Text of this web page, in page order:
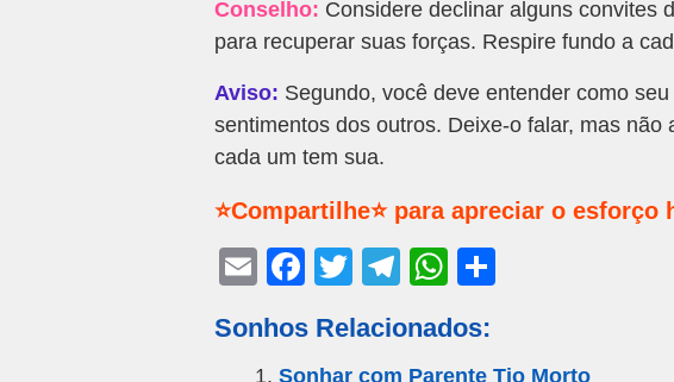
Conselho: Considere declinar alguns convites
para recuperar suas forças. Respire fundo a
Aviso: Segundo, você deve entender como
sentimentos dos outros. Deixe-o falar, mas não
cada um tem sua.
⭐Compartilhe⭐ para apreciar o esforço
E
ail
F
c
T
tt
T
e
W
at
Sonhos Relacionados:
Sonhar com Parente Tio Morto